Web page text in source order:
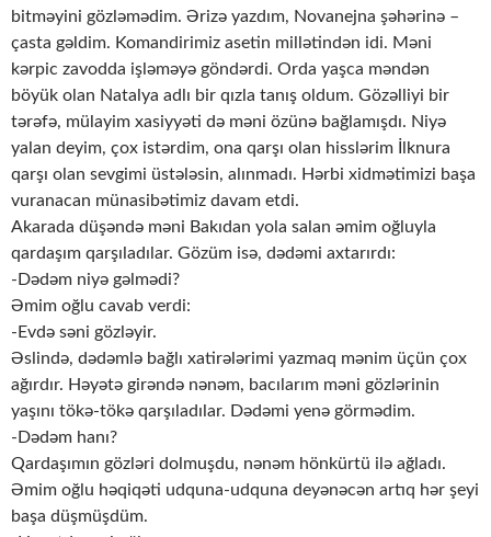
bitməyini gözləmədim. Ərizə yazdım, Novanejna şəhərinə –
çasta gəldim. Komandirimiz asetin millətindən idi. Məni
kərpic zavodda işləməyə göndərdi. Orda yaşca məndən
böyük olan Natalya adlı bir qızla tanış oldum. Gözəlliyi bir
tərəfə, mülayim xasiyyəti də məni özünə bağlamışdı. Niyə
yalan deyim, çox istərdim, ona qarşı olan hisslərim İlknura
qarşı olan sevgimi üstələsin, alınmadı. Hərbi xidmətimizi başa
vuranacan münasibətimiz davam etdi.
Akarada düşəndə məni Bakıdan yola salan əmim oğluyla
qardaşım qarşıladılar. Gözüm isə, dədəmi axtarırdı:
-Dədəm niyə gəlmədi?
Əmim oğlu cavab verdi:
-Evdə səni gözləyir.
Əslində, dədəmlə bağlı xatirələrimi yazmaq mənim üçün çox
ağırdır. Həyətə girəndə nənəm, bacılarım məni gözlərinin
yaşını tökə-tökə qarşıladılar. Dədəmi yenə görmədim.
-Dədəm hanı?
Qardaşımın gözləri dolmuşdu, nənəm hönkürtü ilə ağladı.
Əmim oğlu həqiqəti udquna-udquna deyənəcən artıq hər şeyi
başa düşmüşdüm.